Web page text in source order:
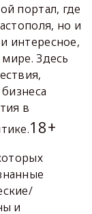
портал, где
но и
интересное,
Здесь
в
18+
и